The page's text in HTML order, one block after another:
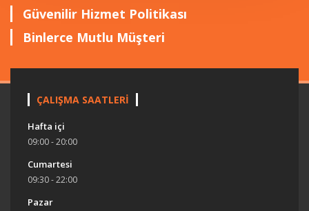
Güvenilir Hizmet Politikası
Binlerce Mutlu Müşteri
ÇALIŞMA SAATLERİ
Hafta içi
09:00 - 20:00
Cumartesi
09:30 - 22:00
Pazar